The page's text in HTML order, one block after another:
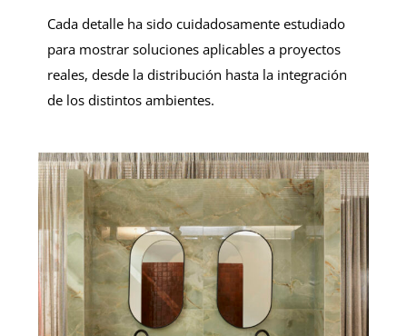
Cada detalle ha sido cuidadosamente estudiado
para mostrar soluciones aplicables a proyectos
reales, desde la distribución hasta la integración
de los distintos ambientes.